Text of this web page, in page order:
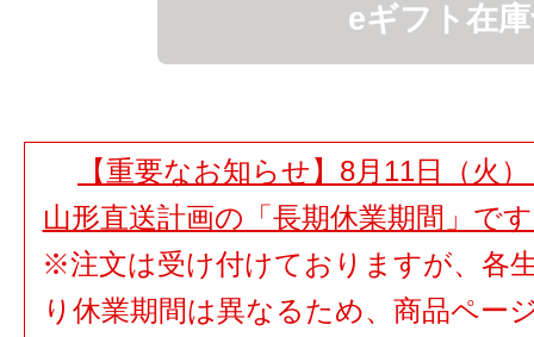
eギフト在
【重要なお知らせ】8月11日（火
山形直送計画の「長期休業期間」で
※注文は受け付けておりますが、各
り休業期間は異なるため、商品ペー